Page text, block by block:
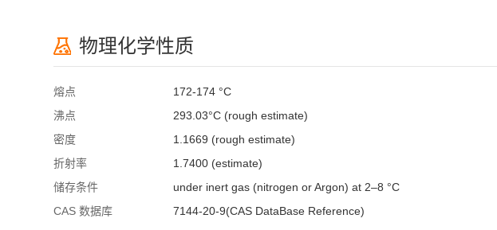
物理化学性质
熔点
172-174 °C
沸点
293.03°C (rough estimate)
密度
1.1669 (rough estimate)
折射率
1.7400 (estimate)
储存条件
under inert gas (nitrogen or Argon) at 2–8 °C
CAS 数据库
7144-20-9(CAS DataBase Reference)